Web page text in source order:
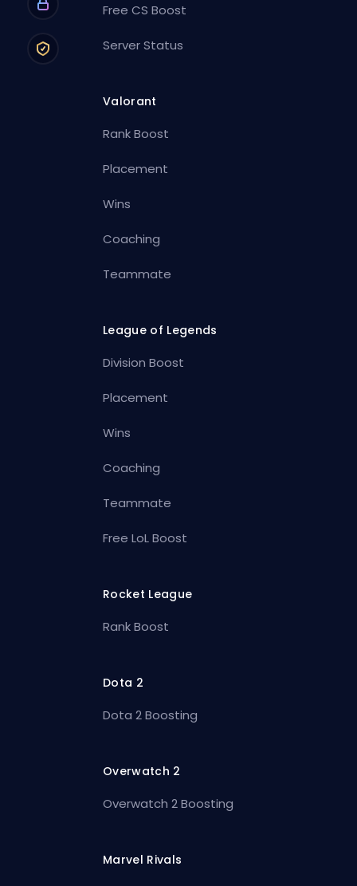
Free CS Boost
Server Status
Valorant
Rank Boost
Placement
Wins
Coaching
Teammate
League of Legends
Division Boost
Placement
Wins
Coaching
Teammate
Free LoL Boost
Rocket League
Rank Boost
Dota 2
Dota 2 Boosting
Overwatch 2
Overwatch 2 Boosting
Marvel Rivals